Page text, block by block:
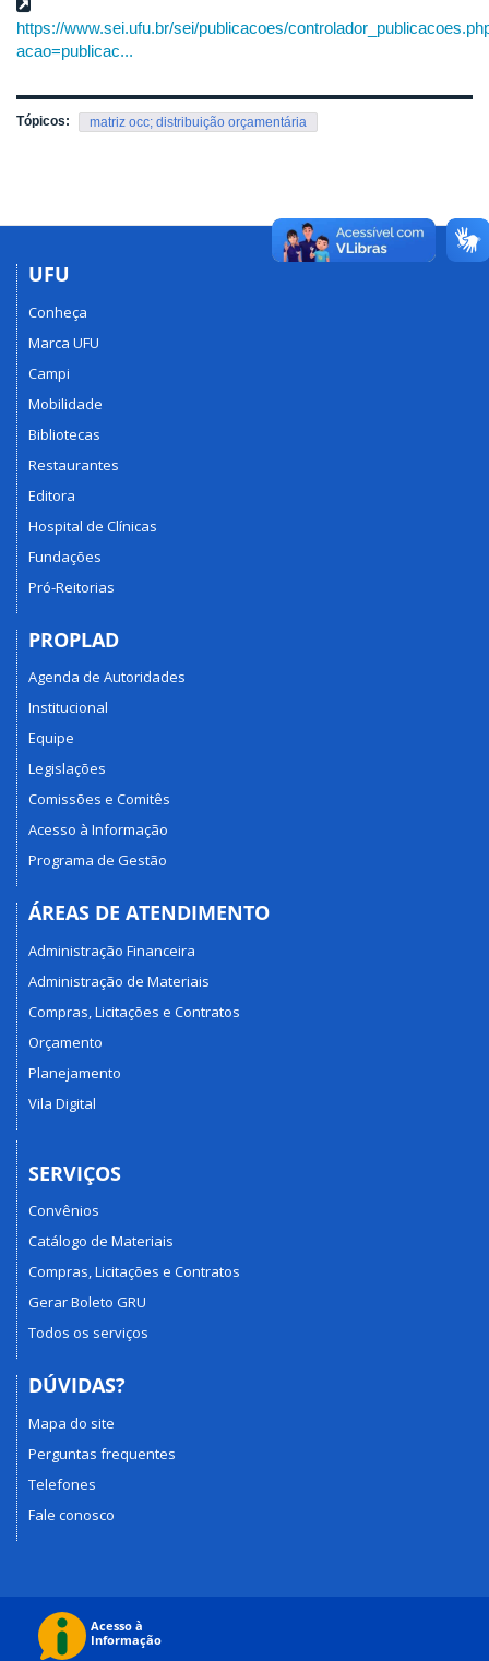
https://www.sei.ufu.br/sei/publicacoes/
acao=publicac...
Tópicos: matriz occ; distribuição orçamentária
UFU
Conheça
Marca UFU
Campi
Mobilidade
Bibliotecas
Restaurantes
Editora
Hospital de Clínicas
Fundações
Pró-Reitorias
PROPLAD
Agenda de Autoridades
Institucional
Equipe
Legislações
Comissões e Comitês
Acesso à Informação
Programa de Gestão
ÁREAS DE ATENDIMENTO
Administração Financeira
Administração de Materiais
Compras, Licitações e Contratos
Orçamento
Planejamento
Vila Digital
SERVIÇOS
Convênios
Catálogo de Materiais
Compras, Licitações e Contratos
Gerar Boleto GRU
Todos os serviços
DÚVIDAS?
Mapa do site
Perguntas frequentes
Telefones
Fale conosco